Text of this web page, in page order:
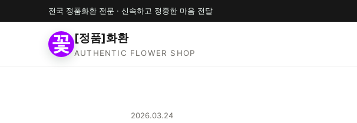
전국 정품화환 전문 · 신속하고 정중한 마음 전달
[정품]화환
AUTHENTIC FLOWER SHOP
2026.03.24